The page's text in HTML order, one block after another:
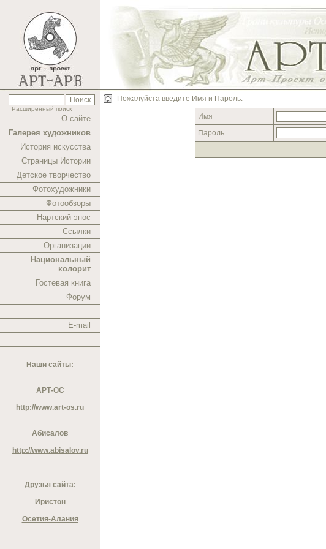
Расширенный поиск
О сайте
Галерея художников
История искусства
Страницы Истории
Детское творчество
Фотохудожники
Фотообзоры
Нартский эпос
Ссылки
Организации
Национальный
колорит
Гостевая книга
Форум
E-mail
Наши сайты:
АРТ-ОС
http://www.art-os.ru
Абисалов
http://www.abisalov.ru
Друзья сайта:
Иристон
Осетия-Алания
Пожалуйста введите Имя и Пароль.
Имя
Пароль